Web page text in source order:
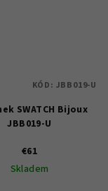
SWATCH Bijoux
JBB019-U
€61
Skladem
KÓD: JBB019-U